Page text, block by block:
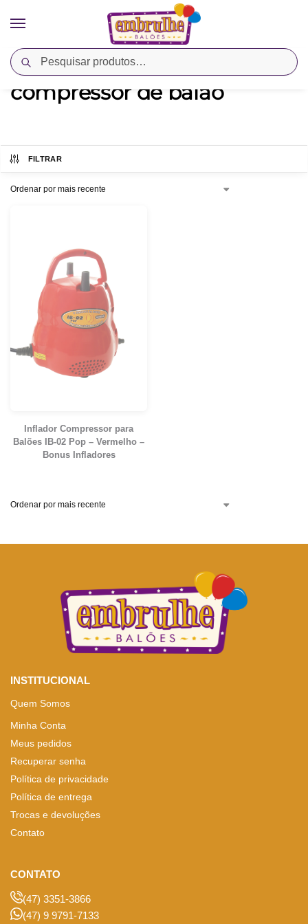
Pesquisar
Início Produtos marcados com a tag “compressor de balao”
compressor de balao
FILTRAR
Inflador Compressor para
Balões IB-02 Pop – Vermelho –
Bonus Infladores
INSTITUCIONAL
Quem Somos
Minha Conta
Meus pedidos
Recuperar senha
Política de privacidade
Política de entrega
Trocas e devoluções
Contato
CONTATO
(47) 3351-3866
(47) 9 9791-7133